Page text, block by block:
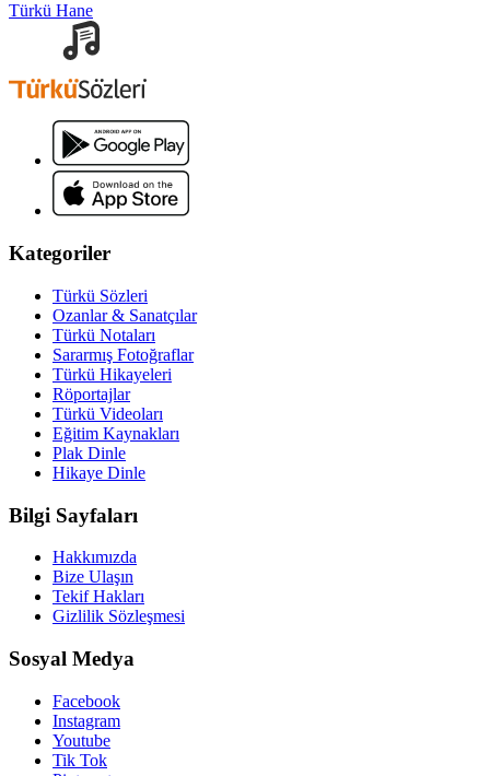
Türkü Hane
Kategoriler
Türkü Sözleri
Ozanlar & Sanatçılar
Türkü Notaları
Sararmış Fotoğraflar
Türkü Hikayeleri
Röportajlar
Türkü Videoları
Eğitim Kaynakları
Plak Dinle
Hikaye Dinle
Bilgi Sayfaları
Hakkımızda
Bize Ulaşın
Tekif Hakları
Gizlilik Sözleşmesi
Sosyal Medya
Facebook
Instagram
Youtube
Tik Tok